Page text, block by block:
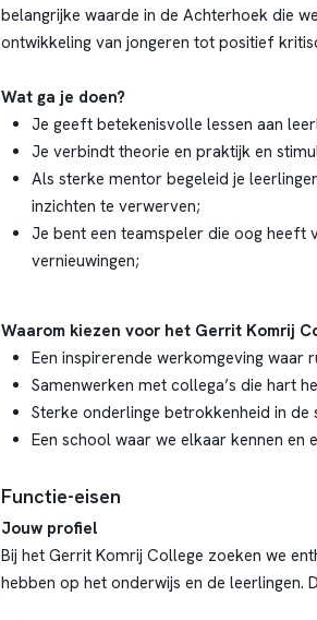
belangrijke waarde in de Achterhoek die
ontwikkeling van jongeren tot positief
Wat ga je doen?
Je geeft betekenisvolle lessen aan
Je verbindt theorie en praktijk en
Als sterke mentor begeleid je
inzichten te verwerven;
Je bent een teamspeler die oog heeft
vernieuwingen;
Waarom kiezen voor het Gerrit Komrij
Een inspirerende werkomgeving waar
Samenwerken met collega’s die hart
Sterke onderlinge betrokkenheid in
Een school waar we elkaar kennen en
Functie-eisen
Jouw profiel
Bij het Gerrit Komrij College zoeken we
hebben op het onderwijs en de leerlingen.